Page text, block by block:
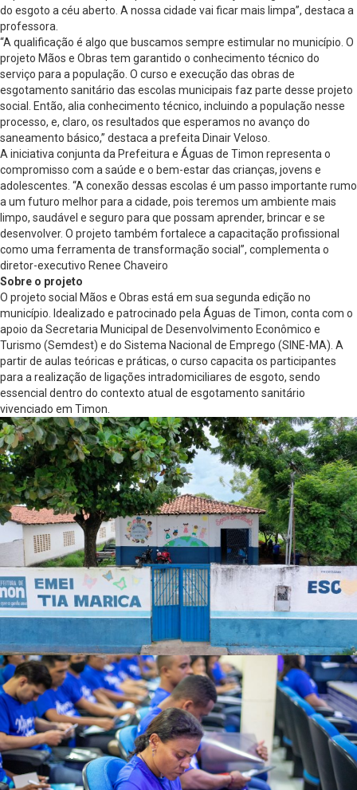
do esgoto a céu aberto. A nossa cidade vai ficar mais limpa”, destaca a
professora.
“A qualificação é algo que buscamos sempre estimular no município. O
projeto Mãos e Obras tem garantido o conhecimento técnico do
serviço para a população. O curso e execução das obras de
esgotamento sanitário das escolas municipais faz parte desse projeto
social. Então, alia conhecimento técnico, incluindo a população nesse
processo, e, claro, os resultados que esperamos no avanço do
saneamento básico,” destaca a prefeita Dinair Veloso.
A iniciativa conjunta da Prefeitura e Águas de Timon representa o
compromisso com a saúde e o bem-estar das crianças, jovens e
adolescentes. “A conexão dessas escolas é um passo importante rumo
a um futuro melhor para a cidade, pois teremos um ambiente mais
limpo, saudável e seguro para que possam aprender, brincar e se
desenvolver. O projeto também fortalece a capacitação profissional
como uma ferramenta de transformação social”, complementa o
diretor-executivo Renee Chaveiro
Sobre o projeto
O projeto social Mãos e Obras está em sua segunda edição no
município. Idealizado e patrocinado pela Águas de Timon, conta com o
apoio da Secretaria Municipal de Desenvolvimento Econômico e
Turismo (Semdest) e do Sistema Nacional de Emprego (SINE-MA). A
partir de aulas teóricas e práticas, o curso capacita os participantes
para a realização de ligações intradomiciliares de esgoto, sendo
essencial dentro do contexto atual de esgotamento sanitário
vivenciado em Timon.